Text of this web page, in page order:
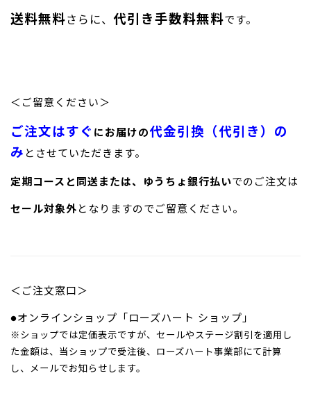
送料無料さらに、 代引き手数料無料です。
＜ご留意ください＞
ご注文はすぐ にお届けの代金引換（代引き）の
み とさせていただきます。
定期コースと同送または、ゆうちょ銀行払いでのご注文は
セール対象外 となりますのでご留意ください。
＜ご注文窓口＞
●オンラインショップ「ローズハート ショップ」
※ショップでは定価表示ですが、セールやステージ割引を適用し
た金額は、当ショップで受注後、ローズハート事業部にて計算
し、メールでお知らせします。